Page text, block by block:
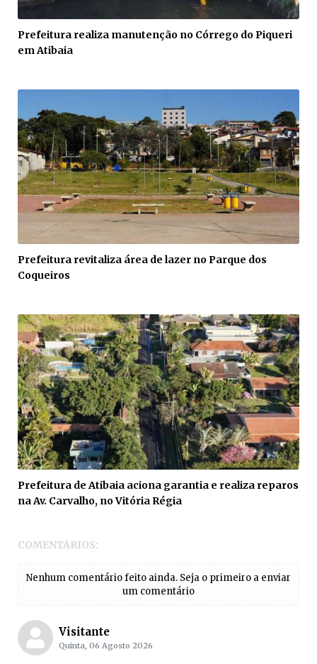
Prefeitura realiza manutenção no Córrego do Piqueri
em Atibaia
Prefeitura revitaliza área de lazer no Parque dos
Coqueiros
Prefeitura de Atibaia aciona garantia e realiza reparos
na Av. Carvalho, no Vitória Régia
COMENTÁRIOS:
Nenhum comentário feito ainda. Seja o primeiro a enviar
um comentário
Visitante
Quinta, 06 Agosto 2026